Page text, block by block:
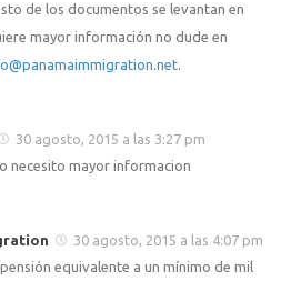
de los documentos se levantan en
mayor información no dude en
.
30 agosto, 2015 a las 3:27 pm
necesito mayor informacion
30 agosto, 2015 a las 4:07 pm
equivalente a un mínimo de mil